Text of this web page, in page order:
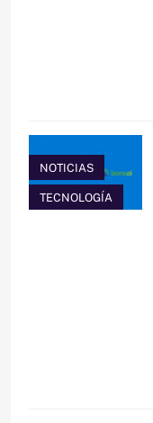
NOTICIAS
TECNOLOGÍA